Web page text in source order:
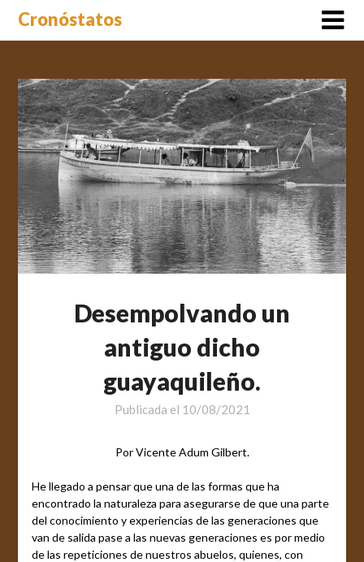
SaltarCronóstatos
Desempolvando un
antiguo dicho
guayaquileño.
Publicada el 10/08/2021
Por Vicente Adum Gilbert.
He llegado a pensar que una de las formas que ha
encontrado la naturaleza para asegurarse de que una parte
del conocimiento y experiencias de las generaciones que
van de salida pase a las nuevas generaciones es por medio
de las repeticiones de nuestros abuelos, quienes, con